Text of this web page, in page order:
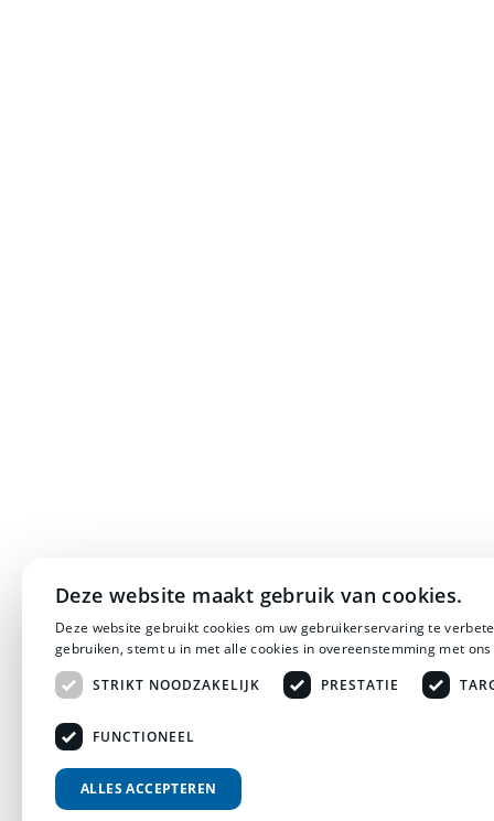
Deze website maakt gebruik van cookies.
Deze website gebruikt cookies om uw gebruikerservaring te
gebruiken, stemt u in met alle cookies in overeenstemming met
STRIKT NOODZAKELIJK
PRESTATIE
FUNCTIONEEL
ALLES ACCEPTEREN